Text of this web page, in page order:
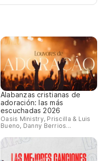
Alabanzas cristianas de
adoración: las más
escuchadas 2026
Oasis Ministry, Priscilla & Luis
Bueno, Danny Berrios...